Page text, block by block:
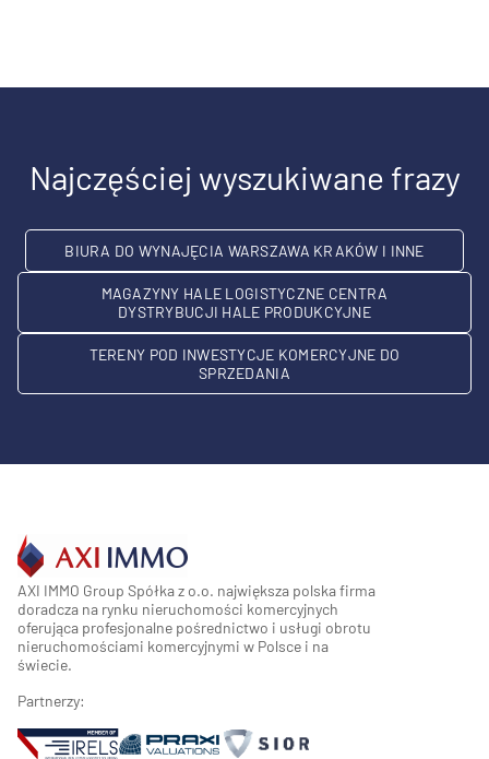
Najczęściej wyszukiwane frazy
BIURA DO WYNAJĘCIA WARSZAWA KRAKÓW I INNE
MAGAZYNY HALE LOGISTYCZNE CENTRA
DYSTRYBUCJI HALE PRODUKCYJNE
TERENY POD INWESTYCJE KOMERCYJNE DO
SPRZEDANIA
AXI IMMO Group Spółka z o.o. największa polska firma
doradcza na rynku nieruchomości komercyjnych
oferująca profesjonalne pośrednictwo i usługi obrotu
nieruchomościami komercyjnymi w Polsce i na
świecie.
Partnerzy: